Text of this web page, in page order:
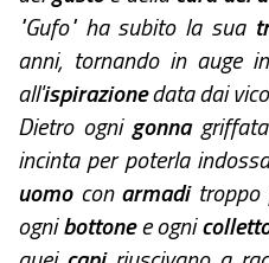
"Gufo" ha subito la sua
anni, tornando in auge
all'ispirazionedata dai
Dietro ognigonna
incinta per poterla
uomo conarmadi
ognibottonee ogni